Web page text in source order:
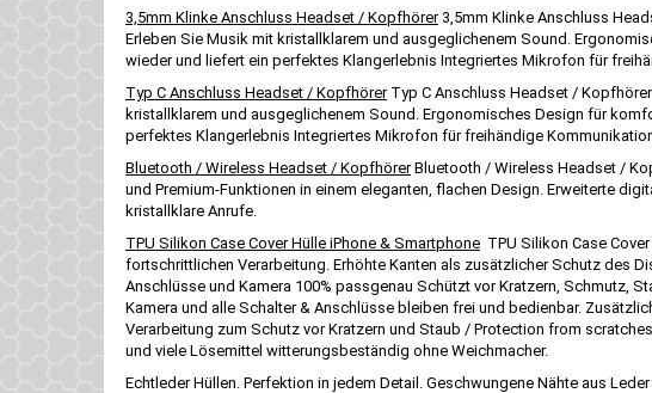
3,5mm Klinke Anschluss Headset / Kopfhörer3,5mm Klinke Anschluss
Erleben Sie Musik mit kristallklarem und ausgeglichenem Sound.
wieder und liefert ein perfektes Klangerlebnis Integriertes Mikrofon für
Typ C Anschluss Headset / KopfhörerTyp C Anschluss Headset /
kristallklarem und ausgeglichenem Sound. Ergonomisches Design für
perfektes Klangerlebnis Integriertes Mikrofon für freihändige
Bluetooth / Wireless Headset / KopfhörerBluetooth / Wireless Headset /
und Premium-Funktionen in einem eleganten, flachen Design. Erweiterte
kristallklare Anrufe.
TPU Silikon Case Cover Hülle iPhone & Smartphone TPU Silikon Case
fortschrittlichen Verarbeitung. Erhöhte Kanten als zusätzlicher Schutz des
Anschlüsse und Kamera 100% passgenau Schützt vor Kratzern, Schmutz,
Kamera und alle Schalter & Anschlüsse bleiben frei und bedienbar.
Verarbeitung zum Schutz vor Kratzern und Staub / Protection from
und viele Lösemittel witterungsbeständig ohne Weichmacher.
Echtleder Hüllen. Perfektion in jedem Detail. Geschwungene Nähte aus